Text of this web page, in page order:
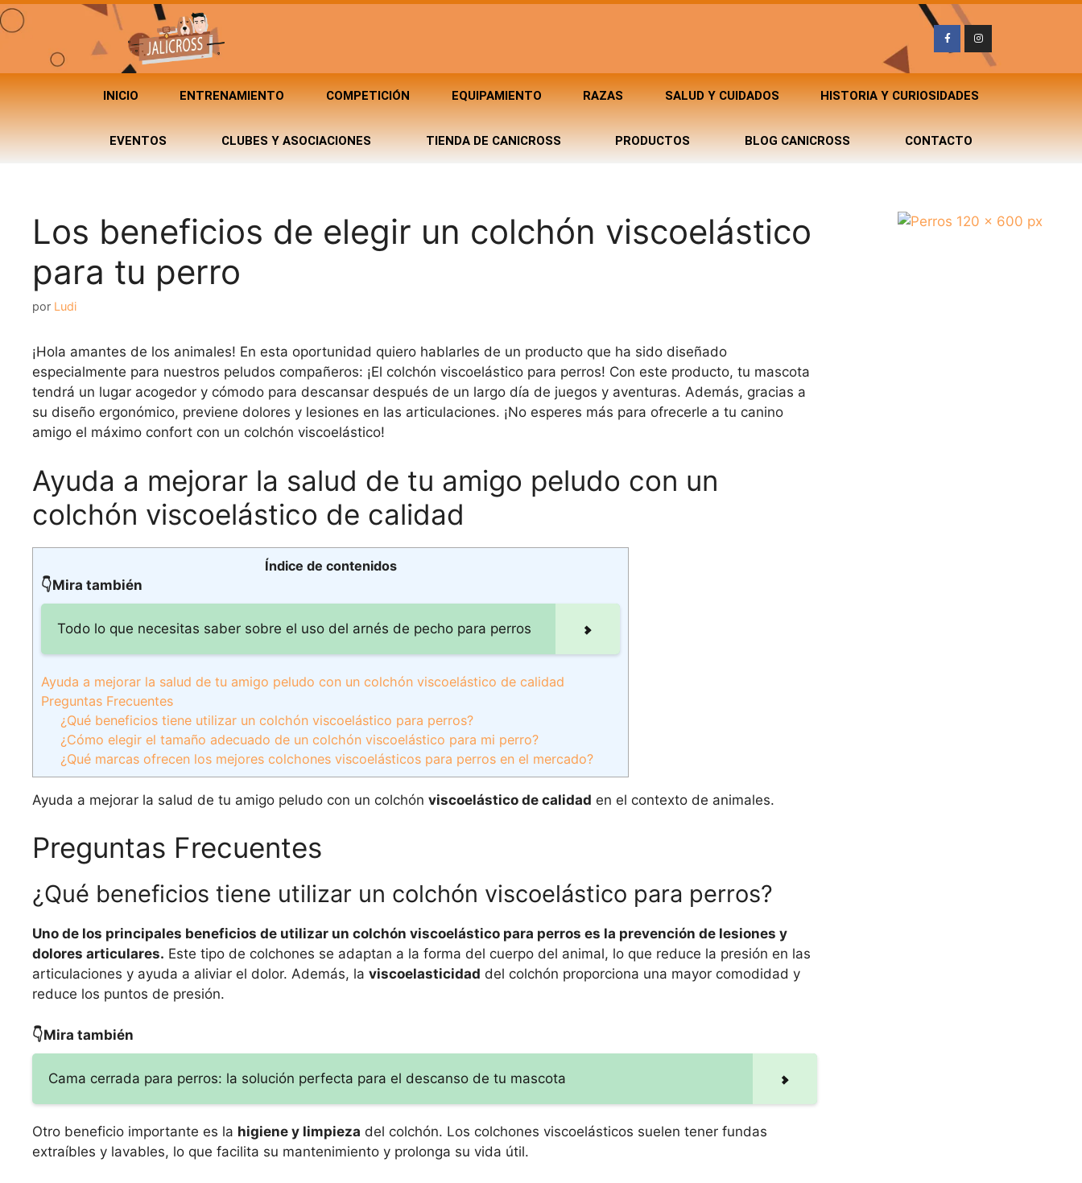
INICIO ENTRENAMIENTO COMPETICIÓN EQUIPAMIENTO RAZAS SALUD Y CUIDADOS HISTORIA Y CURIOSIDADES
EVENTOS CLUBES Y ASOCIACIONES TIENDA DE CANICROSS PRODUCTOS BLOG CANICROSS CONTACTO
Los beneficios de elegir un colchón viscoelástico
para tu perro
por Ludi
¡Hola amantes de los animales! En esta oportunidad quiero hablarles de un producto que ha sido diseñado
especialmente para nuestros peludos compañeros: ¡El colchón viscoelástico para perros! Con este producto, tu mascota
tendrá un lugar acogedor y cómodo para descansar después de un largo día de juegos y aventuras. Además, gracias a
su diseño ergonómico, previene dolores y lesiones en las articulaciones. ¡No esperes más para ofrecerle a tu canino
amigo el máximo confort con un colchón viscoelástico!
Ayuda a mejorar la salud de tu amigo peludo con un
colchón viscoelástico de calidad
Índice de contenidos
👇Mira también
Todo lo que necesitas saber sobre el uso del arnés de pecho para perros
Ayuda a mejorar la salud de tu amigo peludo con un colchón viscoelástico de calidad
Preguntas Frecuentes
¿Qué beneficios tiene utilizar un colchón viscoelástico para perros?
¿Cómo elegir el tamaño adecuado de un colchón viscoelástico para mi perro?
¿Qué marcas ofrecen los mejores colchones viscoelásticos para perros en el mercado?
Ayuda a mejorar la salud de tu amigo peludo con un colchón viscoelástico de calidad en el contexto de animales.
Preguntas Frecuentes
¿Qué beneficios tiene utilizar un colchón viscoelástico para perros?
Uno de los principales beneficios de utilizar un colchón viscoelástico para perros es la prevención de lesiones y
dolores articulares. Este tipo de colchones se adaptan a la forma del cuerpo del animal, lo que reduce la presión en las
articulaciones y ayuda a aliviar el dolor. Además, la viscoelasticidad del colchón proporciona una mayor comodidad y
reduce los puntos de presión.
👇Mira también
Cama cerrada para perros: la solución perfecta para el descanso de tu mascota
Otro beneficio importante es la higiene y limpieza del colchón. Los colchones viscoelásticos suelen tener fundas
extraíbles y lavables, lo que facilita su mantenimiento y prolonga su vida útil.